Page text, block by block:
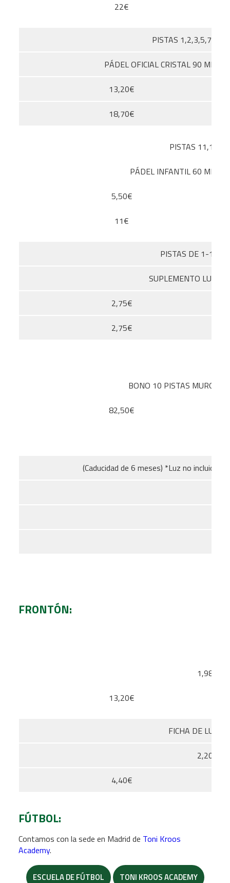
22€
PISTAS 1,2,3,5,7,8
PÁDEL OFICIAL CRISTAL 90 MIN
13,20€
18,70€
PISTAS 11,12
PÁDEL INFANTIL 60 MIN
5,50€
11€
PISTAS DE 1-10
SUPLEMENTO LUZ
2,75€
2,75€
BONO 10 PISTAS MURO*
82,50€
(Caducidad de 6 meses) *Luz no incluida
FRONTÓN:
1,98€
13,20€
FICHA DE LUZ
2,20€
4,40€
FÚTBOL:
Contamos con la sede en Madrid de Toni Kroos
Academy.
ESCUELA DE FÚTBOL TONI KROOS ACADEMY